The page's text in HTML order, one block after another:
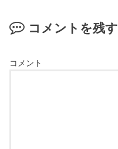
コメントを残す
コメント